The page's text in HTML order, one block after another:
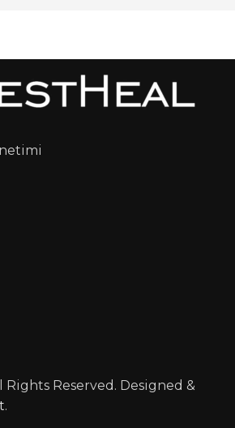
Reserved. Designed &
.